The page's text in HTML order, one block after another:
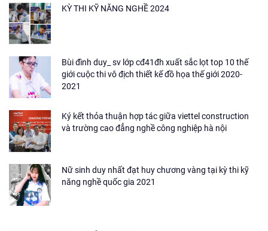
KỲ THI KỸ NĂNG NGHỀ 2024
Bùi đình duy_ sv lớp cđ41đh xuất sắc lọt top 10 thế
giới cuộc thi vô địch thiết kế đồ họa thế giới 2020-
2021
Ký kết thỏa thuận hợp tác giữa viettel construction
và trường cao đẳng nghề công nghiệp hà nội
Nữ sinh duy nhất đạt huy chương vàng tại kỳ thi kỹ
năng nghề quốc gia 2021